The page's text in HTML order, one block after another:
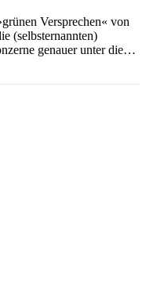
Versprechen« von
(selbsternannten)
genauer unter die…